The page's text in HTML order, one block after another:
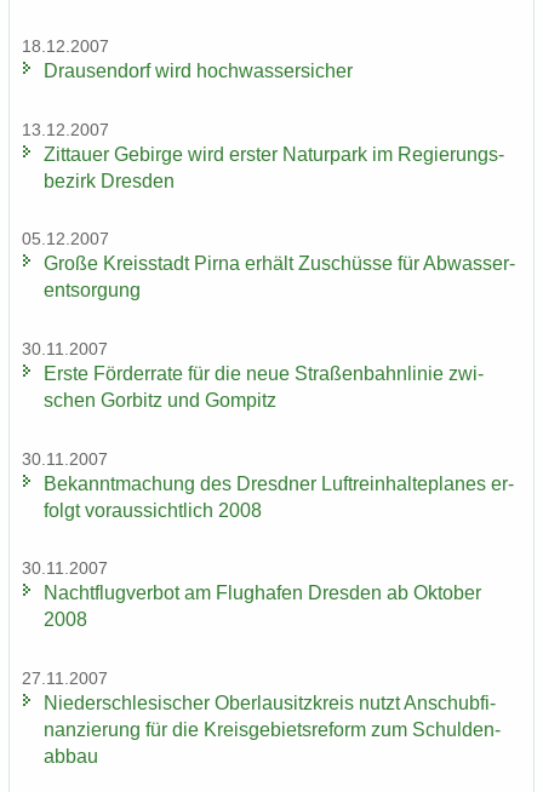
18.12.2007
Drau­sen­dorf wird hoch­was­ser­si­cher
13.12.2007
Zit­tau­er Ge­bir­ge wird ers­ter Na­tur­park im Re­gie­rungs­
be­zirk Dres­den
05.12.2007
Große Kreis­stadt Pirna er­hält Zu­schüs­se für Ab­was­ser­
ent­sor­gung
30.11.2007
Erste För­der­ra­te für die neue Stra­ßen­bahn­li­nie zwi­
schen Gor­bitz und Gom­pitz
30.11.2007
Be­kannt­ma­chung des Dresd­ner Luft­rein­hal­te­pla­nes er­
folgt vor­aus­sicht­lich 2008
30.11.2007
Nacht­flug­ver­bot am Flug­ha­fen Dres­den ab Ok­to­ber
2008
27.11.2007
Nie­der­schle­si­scher Ober­lau­sitz­kreis nutzt An­schub­fi­
nan­zie­rung für die Kreis­ge­biets­re­form zum Schul­den­
ab­bau